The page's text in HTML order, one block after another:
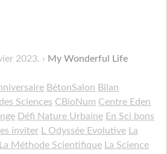
2023. My Wonderful Life
BétonSalon Bilan
Sciences CBioNum Centre Eden
Défi Nature Urbaine En Sci bons
inviter L Odyssée Evolutive
La
La Méthode Scientifique
La Science